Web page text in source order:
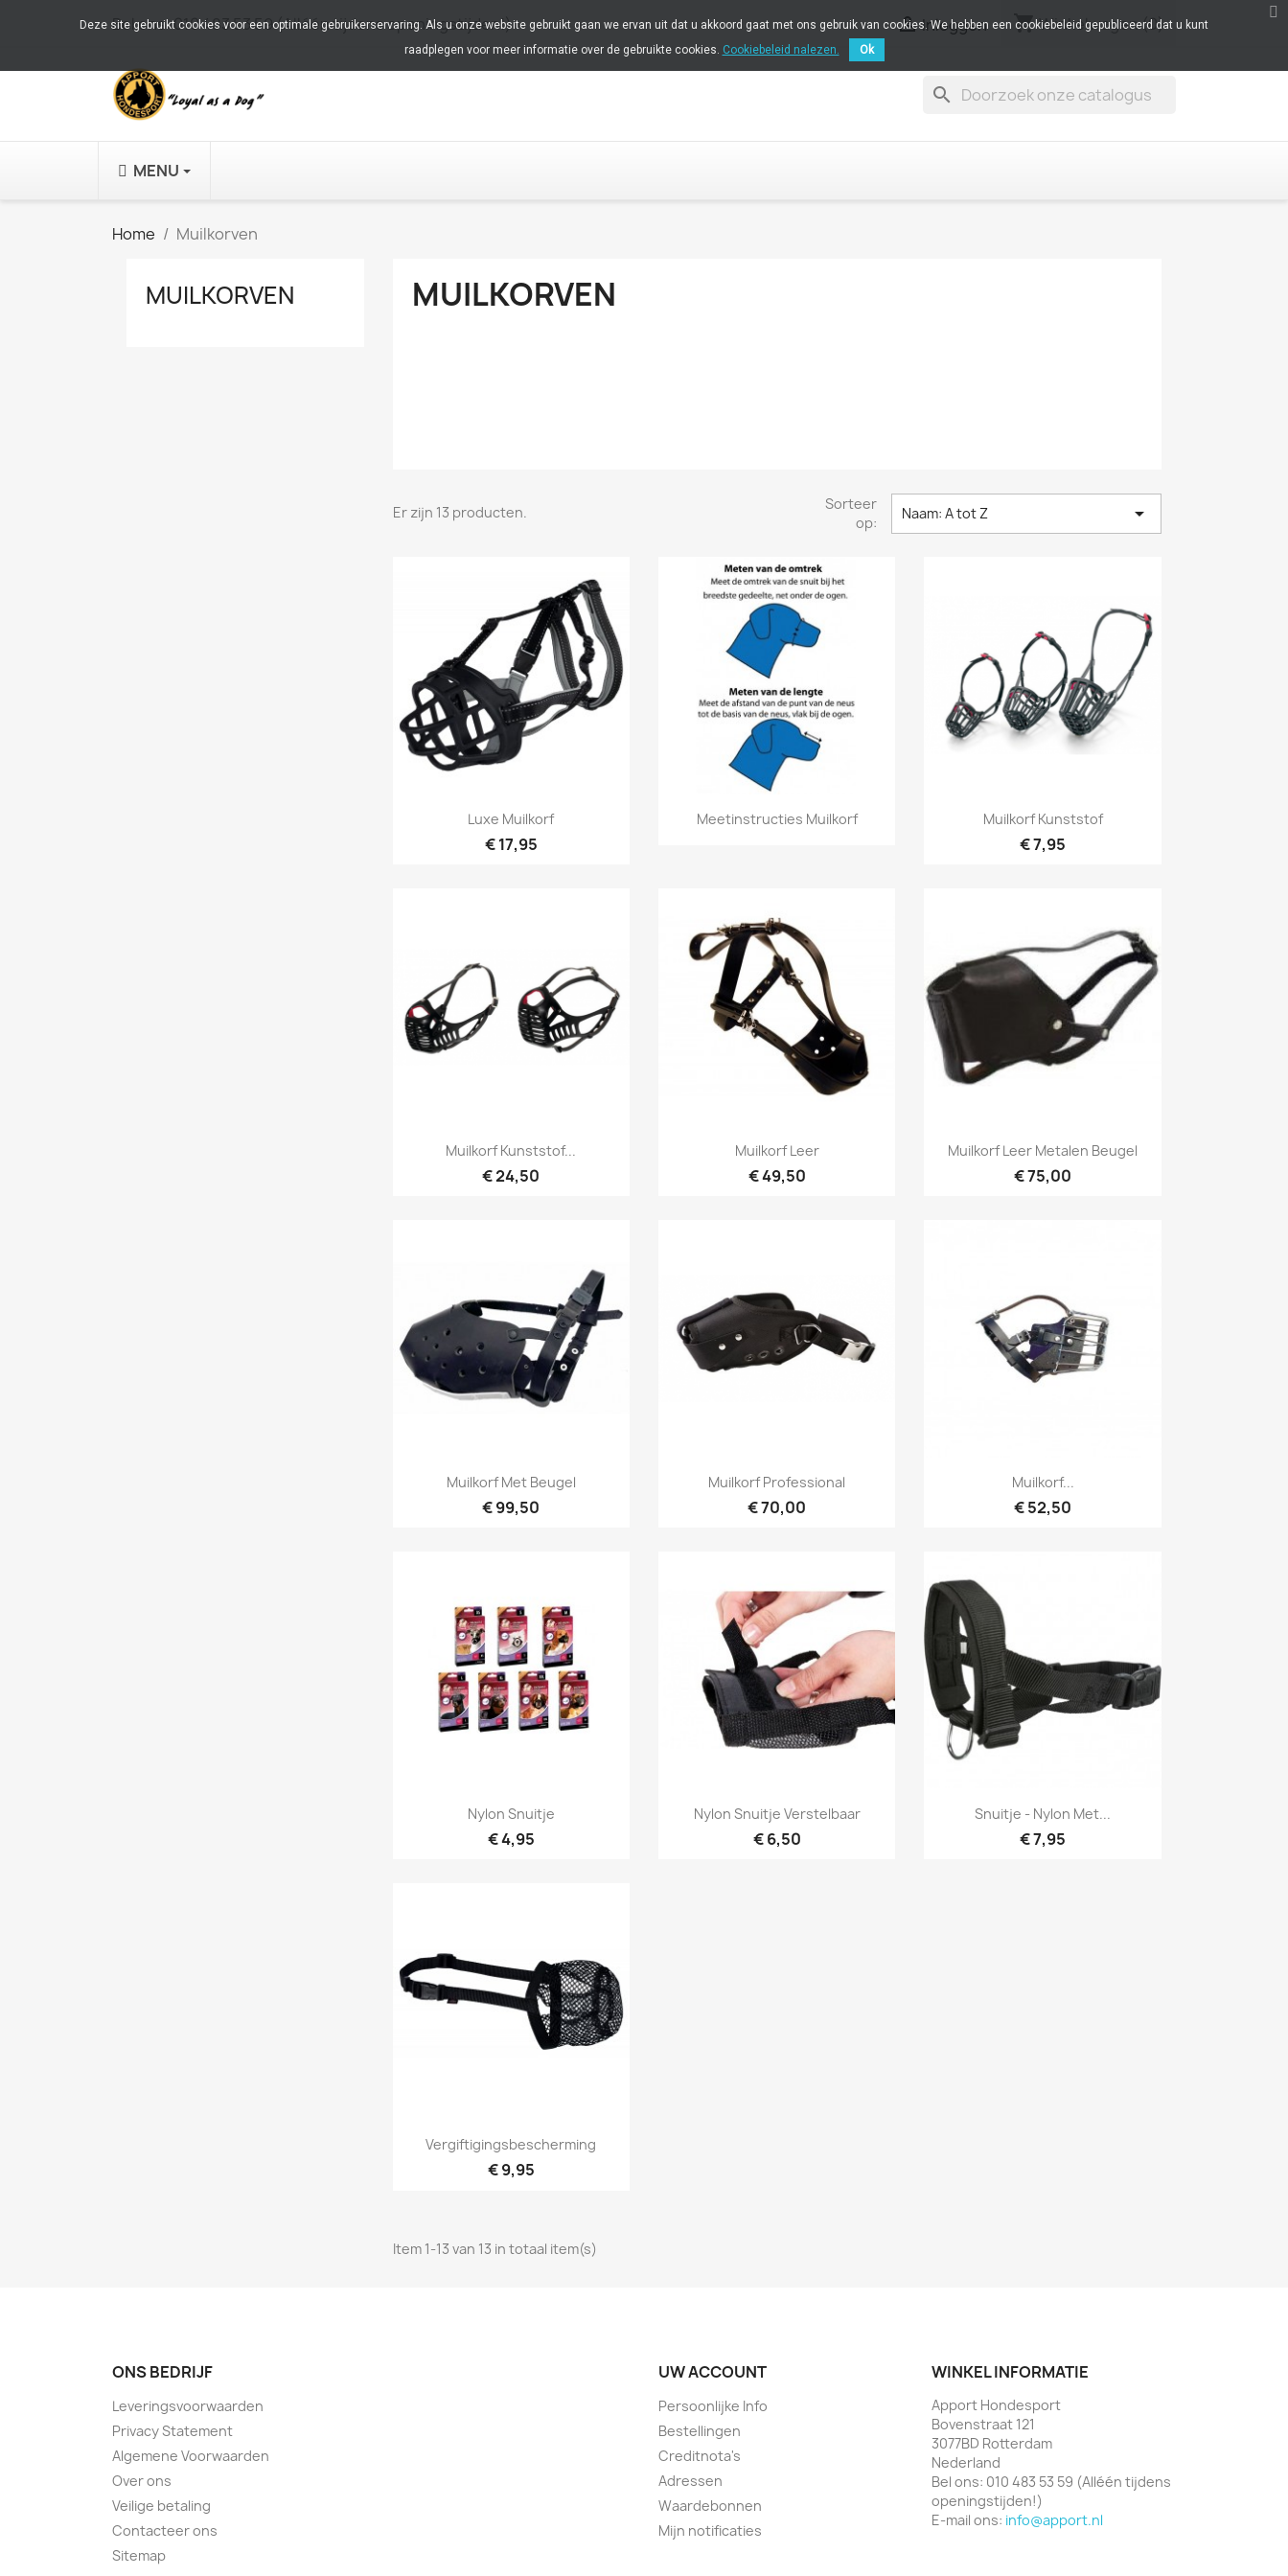
Bel ons:010 483 53 59 (Alléén tijdens openingstijden!) Inloggen shopping_cartWinkelwagen(0)
search
MENU
Home Muilkorven
MUILKORVEN MUILKORVEN
Er zijn 13 producten.
Sorteer
op:
Naam: A tot Z 
 Snel bekijken
Luxe Muilkorf
€ 17,95
Snel bekijken
Meetinstructies Muilkorf Snel bekijken
Muilkorf Kunststof
€ 7,95
Snel bekijken
Muilkorf Kunststof...
€ 24,50
Snel bekijken
Muilkorf Leer
€ 49,50
Snel bekijken
Muilkorf Leer Metalen Beugel
€ 75,00
Snel bekijken
Muilkorf Met Beugel
€ 99,50
Snel bekijken
Muilkorf Professional
€ 70,00
Snel bekijken
Muilkorf...
€ 52,50
Snel bekijken
Nylon Snuitje
€ 4,95
Snel bekijken
Nylon Snuitje Verstelbaar
€ 6,50
Snel bekijken
Snuitje - Nylon Met...
€ 7,95
Snel bekijken
Vergiftigingsbescherming
€ 9,95
Item 1-13 van 13 in totaal item(s)
ONS BEDRIJF
Leveringsvoorwaarden
Privacy Statement
Algemene Voorwaarden
Over ons
Veilige betaling
Contacteer ons
Sitemap
UW ACCOUNT
Persoonlijke Info
Bestellingen
Creditnota's
Adressen
Waardebonnen
Mijn notificaties
WINKEL INFORMATIE
Apport Hondesport
Bovenstraat 121
3077BD Rotterdam
Nederland
Bel ons: 010 483 53 59 (Alléén tijdens
openingstijden!)
E-mail ons: info@apport.nl
Deze site gebruikt cookies voor een optimale gebruikerservaring. Als u onze website gebruikt gaan we ervan uit dat u akkoord gaat met ons gebruik van cookies. We hebben een cookiebeleid gepubliceerd dat u kunt
raadplegen voor meer informatie over de gebruikte cookies. Cookiebeleid nalezen. Ok